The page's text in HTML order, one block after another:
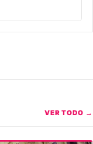
VER TODO →